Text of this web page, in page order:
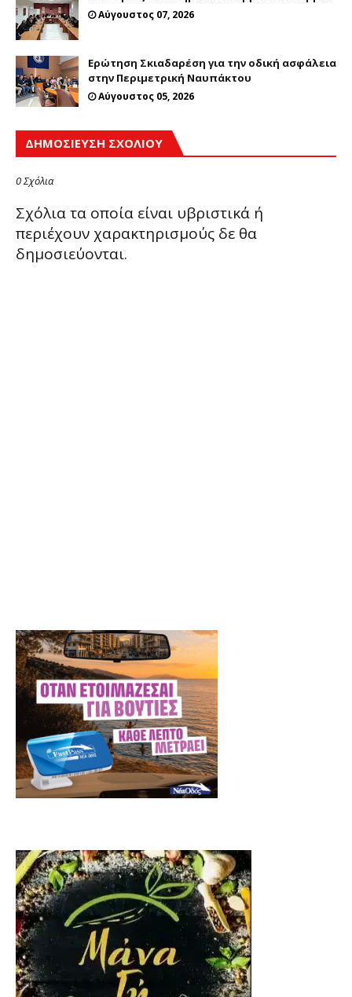
Αύγουστος 07, 2026
Ερώτηση Σκιαδαρέση για την οδική ασφάλεια
στην Περιμετρική Ναυπάκτου
Αύγουστος 05, 2026
ΔΗΜΟΣΊΕΥΣΗ ΣΧΟΛΊΟΥ
0 Σχόλια
Σχόλια τα οποία είναι υβριστικά ή
περιέχουν χαρακτηρισμούς δε θα
δημοσιεύονται.